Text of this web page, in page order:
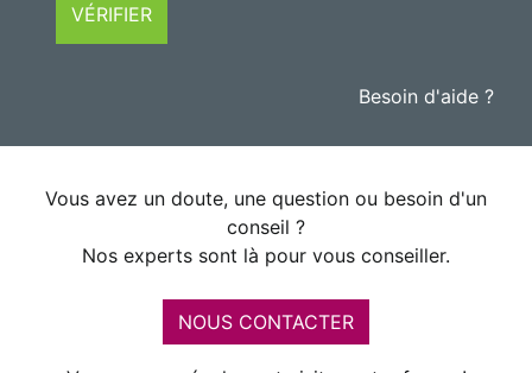
VÉRIFIER
Besoin d'aide ?
Vous avez un doute, une question ou besoin d'un
conseil ?
Nos experts sont là pour vous conseiller.
NOUS CONTACTER